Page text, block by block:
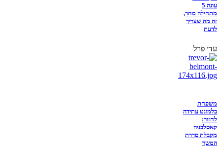
עונה 5
מתחילה מחר,
זה מה שצריך
לדעת
עדי פרל
משפחת
בלמונט עתידה
לחזור:
קאסלבניה
מקבלת סדרת
המשך